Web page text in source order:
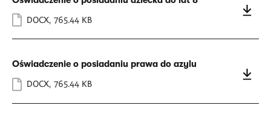
DOCX, 765.44 KB
Oświadczenie o posiadaniu prawa do azylu
DOCX, 765.44 KB